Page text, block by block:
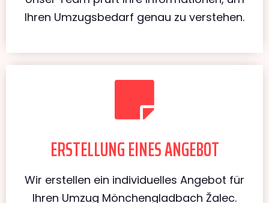
Ihren Umzugsbedarf genau zu verstehen.
ERSTELLUNG EINES ANGEBOT
Wir erstellen ein individuelles Angebot für
Ihren Umzug Mönchengladbach Žalec.